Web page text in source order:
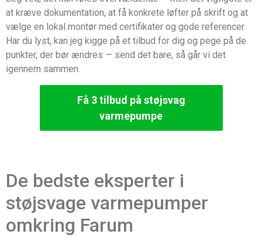
at kræve dokumentation, at få konkrete løfter på skrift og at
vælge en lokal montør med certifikater og gode referencer.
Har du lyst, kan jeg kigge på et tilbud for dig og pege på de
punkter, der bør ændres — send det bare, så går vi det
igennem sammen.
Få 3 tilbud på støjsvag
varmepumpe
De bedste eksperter i
støjsvage varmepumper
omkring Farum